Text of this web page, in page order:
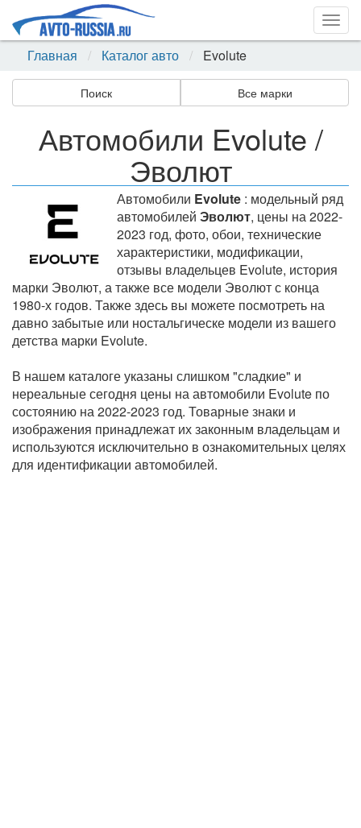
Главная
Каталог авто Evolute
Поиск Все марки
Автомобили Evolute /
Эволют
Автомобили Evolute : модельный ряд
автомобилей Эволют, цены на 2022-
2023 год, фото, обои, технические
характеристики, модификации,
отзывы владельцев Evolute, история
марки Эволют, а также все модели Эволют с конца
1980-х годов. Также здесь вы можете посмотреть на
давно забытые или ностальгическе модели из вашего
детства марки Evolute.
В нашем каталоге указаны слишком "сладкие" и
нереальные сегодня цены на автомобили Evolute по
состоянию на 2022-2023 год. Товарные знаки и
изображения принадлежат их законным владельцам и
используются исключительно в ознакомительных целях
для идентификации автомобилей.